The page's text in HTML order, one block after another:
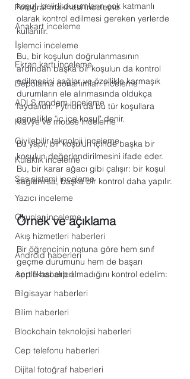
Fotoğraf makinesi inceleme
Anakart inceleme
İşlemci inceleme
Ekran kartı inceleme
Depolama donanımları inceleme
ADLS modem inceleme
Klavye ve mouse inceleme
Giyilebilir teknoloji inceleme
Kulaklık inceleme
Ses sistemi inceleme
Yazıcı inceleme
Oyunlar inceleme
Akış hizmetleri haberleri
Android haberleri
Apple haberleri
Bilgisayar haberleri
Bilim haberleri
Blockchain teknolojisi haberleri
Cep telefonu haberleri
Dijital fotoğraf haberleri
koşul, belirli durumların çok katmanlı
olarak kontrol edilmesi gereken yerlerde
kullanılır.
Bu, bir koşulun doğrulanmasının
ardından başka bir koşulun da kontrol
edilmesini sağlar ve özellikle karmaşık
durumların ele alınmasında oldukça
faydalıdır. Python'da bu tür koşullara
genellikle "iç içe koşul" denir.
Bu yapı, bir koşulun içinde başka bir
koşulun değerlendirilmesini ifade eder.
Bu, bir karar ağacı gibi çalışır: bir koşul
sağlanırsa, başka bir kontrol daha yapılır.
Örnek ve açıklama
Bir öğrencinin notuna göre hem sınıf
geçme durumunu hem de başarı
sertifikası alıp almadığını kontrol edelim: